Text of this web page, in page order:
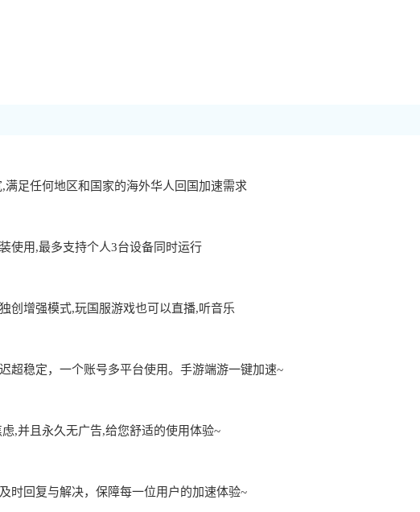
足任何地区和国家的海外华人回国加速需求
使用,最多支持个人3台设备同时运行
创增强模式,玩国服游戏也可以直播,听音乐
超稳定，一个账号多平台使用。手游端游一键加速~
,并且永久无广告,给您舒适的使用体验~
时回复与解决，保障每一位用户的加速体验~